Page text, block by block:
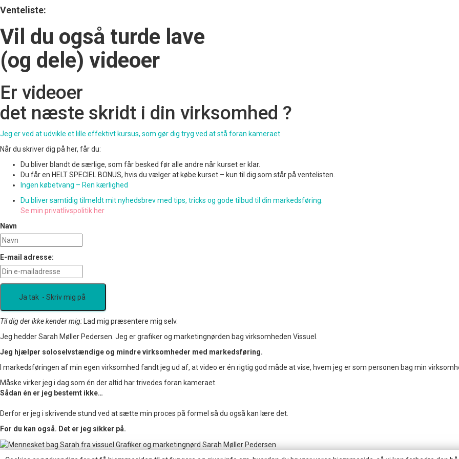
Venteliste:
Vil du også turde lave
(og dele) videoer
Er videoer
det næste skridt i din virksomhed ?
Jeg er ved at udvikle et lille effektivt kursus, som gør dig tryg ved at stå foran kameraet
Når du skriver dig på her, får du:
Du bliver blandt de særlige, som får besked før alle andre når kurset er klar.
Du får en HELT SPECIEL BONUS, hvis du vælger at købe kurset – kun til dig som står på ventelisten.
Ingen købetvang – Ren kærlighed
Du bliver samtidig tilmeldt mit nyhedsbrev med tips, tricks og gode tilbud til din markedsføring.
Se min privatlivspolitik her
Navn
E-mail adresse:
Til dig der ikke kender mig:
Lad mig præsentere mig selv.
Jeg hedder Sarah Møller Pedersen. Jeg er grafiker og marketingnørden bag virksomheden Vissuel.
Jeg hjælper soloselvstændige og mindre virksomheder med markedsføring.
I markedsføringen af min egen virksomhed fandt jeg ud af, at video er én rigtig god måde at vise, hvem jeg er som personen bag min
Måske virker jeg i dag som én der altid har trivedes foran kameraet.
Sådan én er jeg bestemt ikke…
Derfor er jeg i skrivende stund ved at sætte min proces på formel så du også kan lære det.
For du kan også. Det er jeg sikker på.